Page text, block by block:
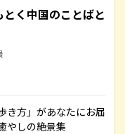
く中国のことばと
き方」があなたにお届
やしの絶景集